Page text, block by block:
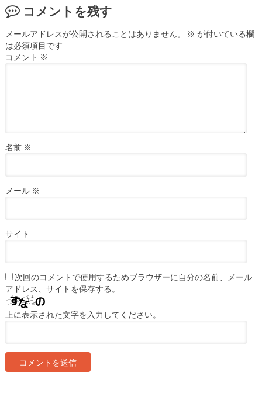
コメントを残す
メールアドレスが公開されることはありません。 ※ が付いている欄
は必須項目です
コメント ※
名前 ※
メール ※
サイト
次回のコメントで使用するためブラウザーに自分の名前、メール
アドレス、サイトを保存する。
上に表示された文字を入力してください。